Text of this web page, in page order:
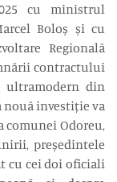
cu ministrul
Boloș și cu
Regională
contractului
ultramodern din
nouă investiție va
comunei Odoreu,
președintele
cu cei doi oficiali